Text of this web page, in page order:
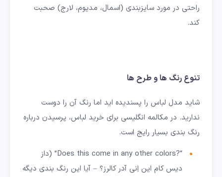
راحتی در مورد سایزبندی (اسمال، مدیوم، لارج) صحبت
کند.
تنوع رنگ ها و طرح ها
شاید مدل لباس را پسندیده اید اما رنگ آن را دوست
ندارید. در مکالمه انگلیسی برای خرید لباس، پرسیدن درباره
رنگ بندی بسیار رایج است.
“?Does this come in any other colors” (داز
دیس کام این اِنی آدر کالرز؟ – آیا این رنگ بندی دیگه